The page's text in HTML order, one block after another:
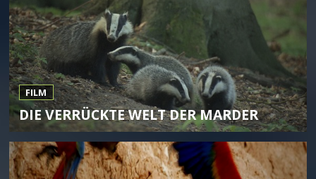
FILM
DIE VERRÜCKTE WELT DER MARDER